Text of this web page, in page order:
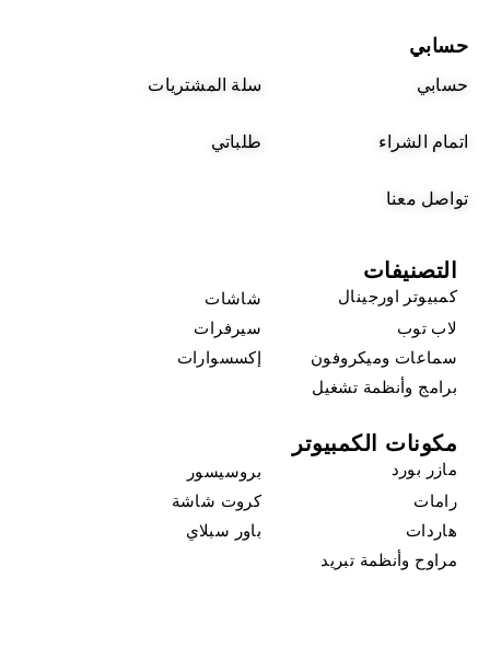
حسابي
حسابي سلة المشتريات
اتمام الشراء طلباتي
تواصل معنا
التصنيفات
كمبيوتر اورجينال
شاشات
لاب توب
سيرفرات
سماعات وميكروفون
إكسسوارات
برامج وأنظمة تشغيل
مكونات الكمبيوتر
مازر بورد
بروسيسور
رامات
كروت شاشة
هاردات
باور سبلاي
مراوح وأنظمة تبريد